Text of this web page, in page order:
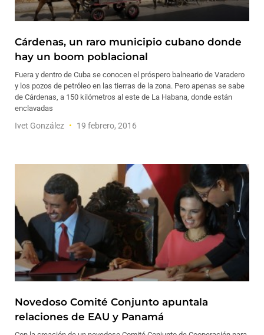
Cárdenas, un raro municipio cubano donde
hay un boom poblacional
Fuera y dentro de Cuba se conocen el próspero balneario de Varadero
y los pozos de petróleo en las tierras de la zona. Pero apenas se sabe
de Cárdenas, a 150 kilómetros al este de La Habana, donde están
enclavadas
Ivet González 19 febrero, 2016
Novedoso Comité Conjunto apuntala
relaciones de EAU y Panamá